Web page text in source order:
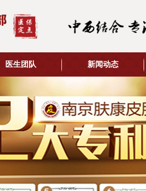
医生团队 新闻动态